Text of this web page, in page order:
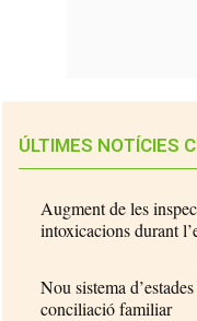
ÚLTIMES NOTÍCIES
Augment de les
intoxicacions durant
Nou sistema
conciliació familiar